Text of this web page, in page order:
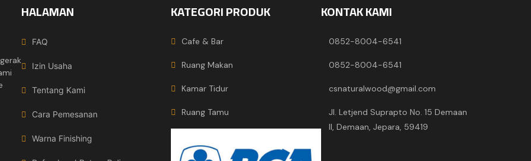
HALAMAN
FAQ
Izin Usaha
Tentang Kami
Cara Pemesanan
Warna Finishing
KATEGORI PRODUK
Cafe & Bar
Ruang Makan
Kamar Tidur
Ruang Tamu
KONTAK KAMI
0852-8004-6541
0852-8004-6541
csnaturalwood@gmail.com
Jl. Letjend Suprapto No. 15 Demaan
II, Demaan, Jepara, 59419